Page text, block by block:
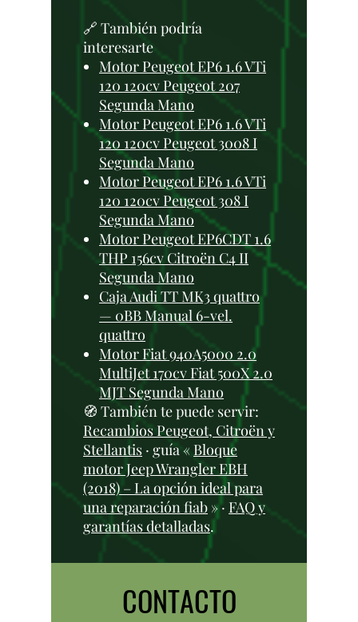
🔗 También podría
interesarte
Motor Peugeot EP6 1.6 VTi
120 120cv Peugeot 207
Segunda Mano
Motor Peugeot EP6 1.6 VTi
120 120cv Peugeot 3008 I
Segunda Mano
Motor Peugeot EP6 1.6 VTi
120 120cv Peugeot 308 I
Segunda Mano
Motor Peugeot EP6CDT 1.6
THP 156cv Citroën C4 II
Segunda Mano
Caja Audi TT MK3 quattro
— 0BB Manual 6-vel.
quattro
Motor Fiat 940A5000 2.0
MultiJet 170cv Fiat 500X 2.0
MJT Segunda Mano
🧭 También te puede servir:
Recambios Peugeot, Citroën y
Stellantis · guía « Bloque
motor Jeep Wrangler EBH
(2018) – La opción ideal para
una reparación fiab » · FAQ y
garantías detalladas.
CONTACTO